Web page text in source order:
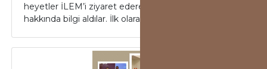
heyetler İLEM’i ziyaret ederek çalışmalarımız
hakkında bilgi aldılar. İlk olarak Endonezya’da...